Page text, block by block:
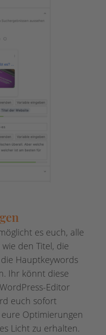
es euch, alle
den Titel, die
Hauptkeywords
Ihr könnt diese
Editor
euch sofort
Optimierungen
Licht zu erhalten.